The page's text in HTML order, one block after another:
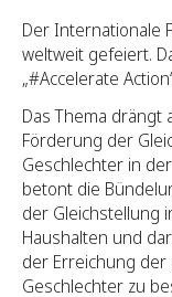
Der Internationale
weltweit gefeiert.
„#Accelerate
Das Thema drängt
Förderung der
Geschlechter in
betont die
der Gleichstellung
Haushalten und
der Erreichung
Geschlechter zu